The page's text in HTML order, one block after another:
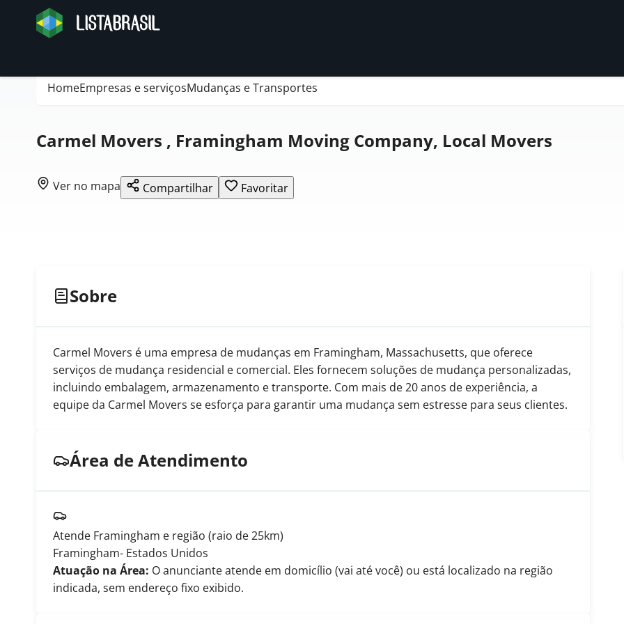
HomeEmpresas e serviçosMudanças e Transportes
Carmel Movers , Framingham Moving Company, Local Movers
Ver no mapa Compartilhar Favoritar
Sobre
Carmel Movers é uma empresa de mudanças em Framingham, Massachusetts, que oferece
serviços de mudança residencial e comercial. Eles fornecem soluções de mudança personalizadas,
incluindo embalagem, armazenamento e transporte. Com mais de 20 anos de experiência, a
equipe da Carmel Movers se esforça para garantir uma mudança sem estresse para seus clientes.
Área de Atendimento
Atende Framingham e região (raio de 25km)
Framingham- Estados Unidos
Atuação na Área: O anunciante atende em domicílio (vai até você) ou está localizado na região
indicada, sem endereço fixo exibido.